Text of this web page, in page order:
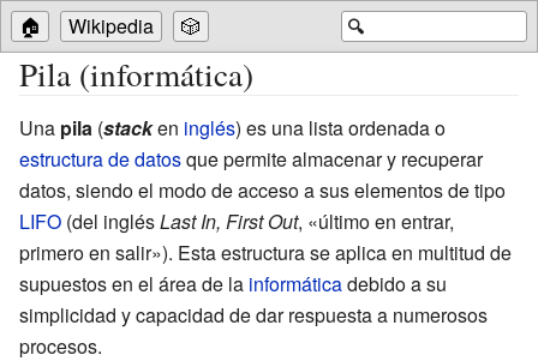
🔍
🏠 Wikipedia 🎲
Pila (informática)
Una pila (stacken inglés) es una lista ordenada o
estructura de datosque permite almacenar y recuperar
datos, siendo el modo de acceso a sus elementos de tipo
LIFO (del inglésLast In, First Out, «último en entrar,
primero en salir»). Esta estructura se aplica en multitud de
supuestos en el área de la informáticadebido a su
simplicidad y capacidad de dar respuesta a numerosos
procesos.